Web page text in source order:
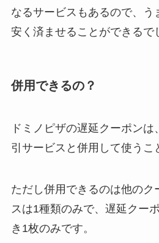
なるサービスもあるので、う
安く済ませることができるで
併用できるの？
ドミノピザの遅延クーポンは
引サービスと併用して使うこ
ただし併用できるのは他のク
スは1種類のみで、遅延クー
き1枚のみです。